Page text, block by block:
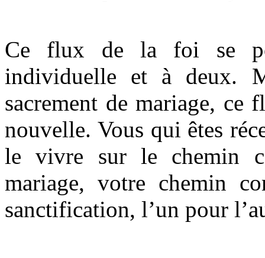
Ce flux de la foi se
individuelle et à deux.
sacrement de mariage, ce
nouvelle. Vous qui êtes
le vivre sur le chemin
mariage, votre chemin
sanctification, l’un pour